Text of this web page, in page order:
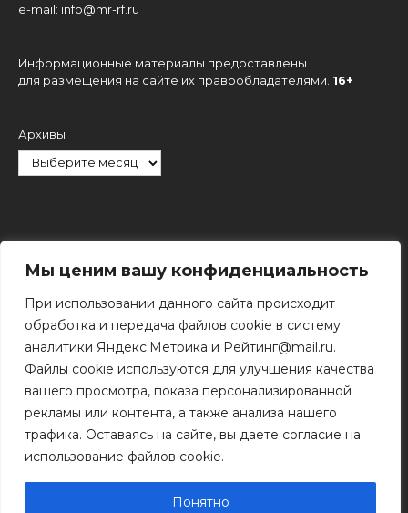
Мы ценим вашу конфиденциальность
При использовании данного сайта происходит
обработка и передача файлов cookie в систему
аналитики Яндекс.Метрика и Рейтинг@mail.ru.
Файлы cookie используются для улучшения качества
вашего просмотра, показа персонализированной
рекламы или контента, а также анализа нашего
трафика. Оставаясь на сайте, вы даете согласие на
использование файлов cookie.
Понятно
e-mail: info@mr-rf.ru
Информационные материалы предоставлены
для размещения на сайте их правообладателями. 16+
Архивы
Поиск
разрешения правообладателя.